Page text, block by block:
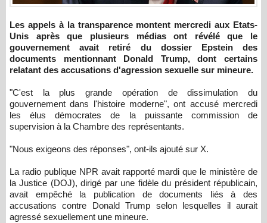
Les appels à la transparence montent mercredi aux Etats-
Unis après que plusieurs médias ont révélé que le
gouvernement avait retiré du dossier Epstein des
documents mentionnant Donald Trump, dont certains
relatant des accusations d'agression sexuelle sur mineure.
"C'est la plus grande opération de dissimulation du
gouvernement dans l'histoire moderne", ont accusé mercredi
les élus démocrates de la puissante commission de
supervision à la Chambre des représentants.
"Nous exigeons des réponses", ont-ils ajouté sur X.
La radio publique NPR avait rapporté mardi que le ministère de
la Justice (DOJ), dirigé par une fidèle du président républicain,
avait empêché la publication de documents liés à des
accusations contre Donald Trump selon lesquelles il aurait
agressé sexuellement une mineure.